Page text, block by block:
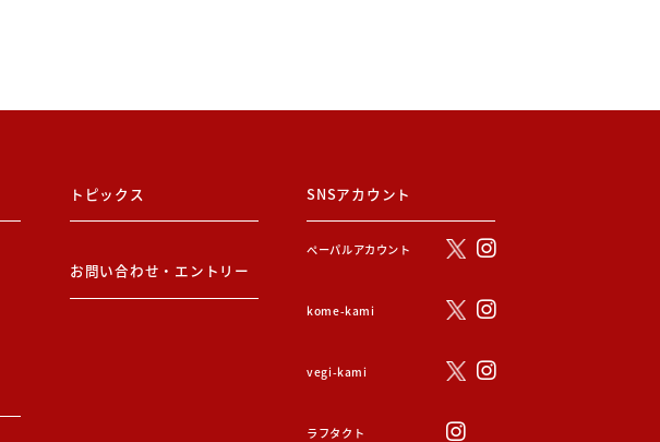
トピックス
お問い合わせ・エントリー
SNSアカウント
ぺーパルアカウント
kome-kami
vegi-kami
ラフタクト